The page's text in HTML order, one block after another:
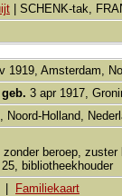
| SCHENK-tak,
1919, Amsterdam,
geb. 3 apr 1917,
Noord-Holland,
beroep, zuster
bibliotheekhouder
| Familiekaart